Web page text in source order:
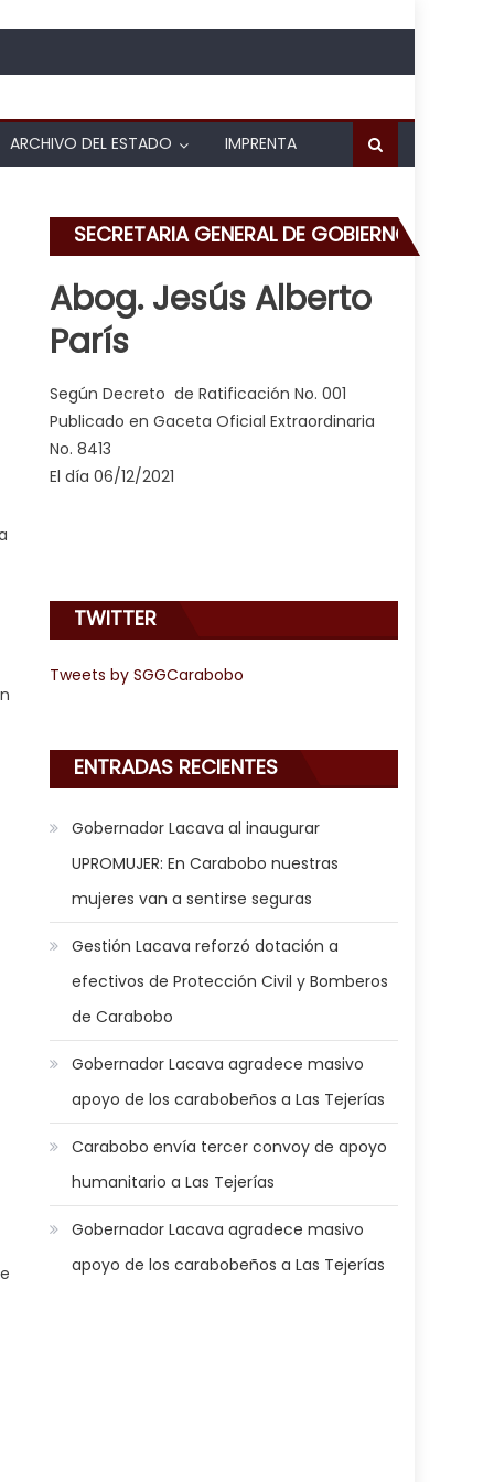
ARCHIVO DEL ESTADO IMPRENTA
“Carabobo 200 en La Isabelica”
SECRETARIA GENERAL DE GOBIERNO
Abog. Jesús Alberto
París
Según Decreto de Ratificación No. 001
Publicado en Gaceta Oficial Extraordinaria
No. 8413
El día 06/12/2021
TWITTER
Tweets by SGGCarabobo
ENTRADAS RECIENTES
Gobernador Lacava al inaugurar
UPROMUJER: En Carabobo nuestras
mujeres van a sentirse seguras
Gestión Lacava reforzó dotación a
efectivos de Protección Civil y Bomberos
de Carabobo
Gobernador Lacava agradece masivo
apoyo de los carabobeños a Las Tejerías
Carabobo envía tercer convoy de apoyo
humanitario a Las Tejerías
Gobernador Lacava agradece masivo
apoyo de los carabobeños a Las Tejerías